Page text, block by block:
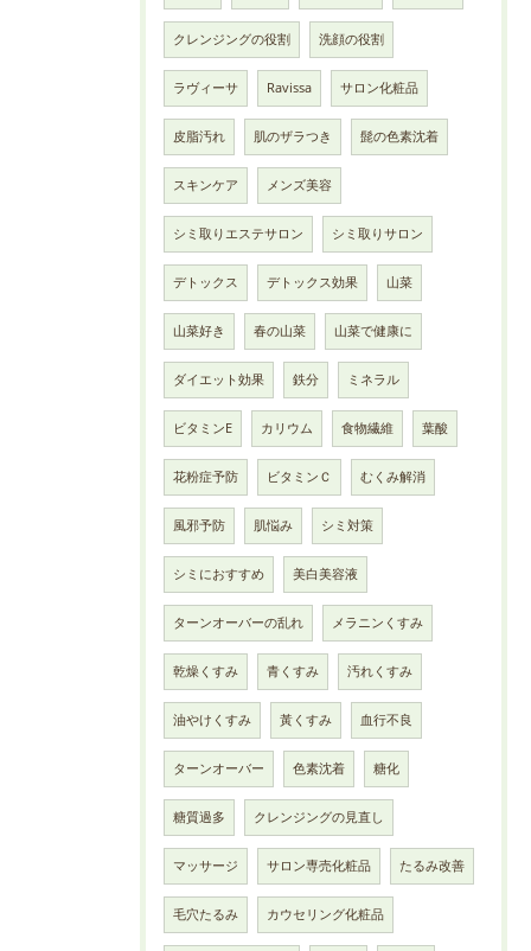
クレンジングの役割 洗顔の役割
ラヴィーサ Ravissa サロン化粧品
皮脂汚れ 肌のザラつき 髭の色素沈着
スキンケア メンズ美容
シミ取りエステサロン シミ取りサロン
デトックス デトックス効果 山菜
山菜好き 春の山菜 山菜で健康に
ダイエット効果 鉄分 ミネラル
ビタミンE カリウム 食物繊維 葉酸
花粉症予防 ビタミンＣ むくみ解消
風邪予防 肌悩み シミ対策
シミにおすすめ 美白美容液
ターンオーバーの乱れ メラニンくすみ
乾燥くすみ 青くすみ 汚れくすみ
油やけくすみ 黃くすみ 血行不良
ターンオーバー 色素沈着 糖化
糖質過多 クレンジングの見直し
マッサージ サロン専売化粧品 たるみ改善
毛穴たるみ カウセリング化粧品